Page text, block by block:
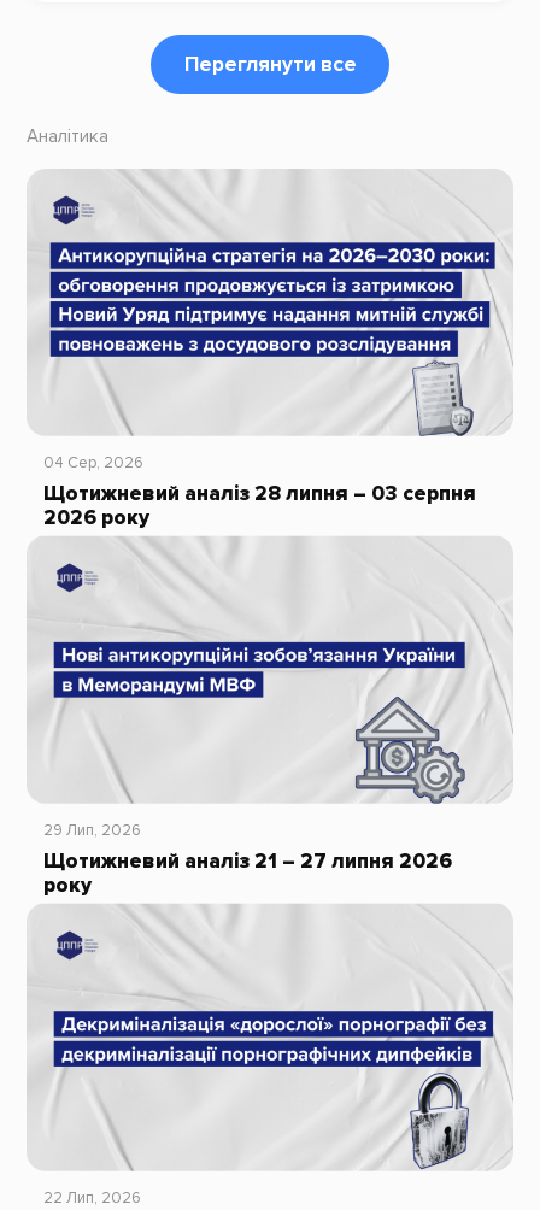
Переглянути все
Аналітика
04 Сер, 2026
Щотижневий аналіз 28 липня – 03 серпня
2026 року
29 Лип, 2026
Щотижневий аналіз 21 – 27 липня 2026
року
22 Лип, 2026